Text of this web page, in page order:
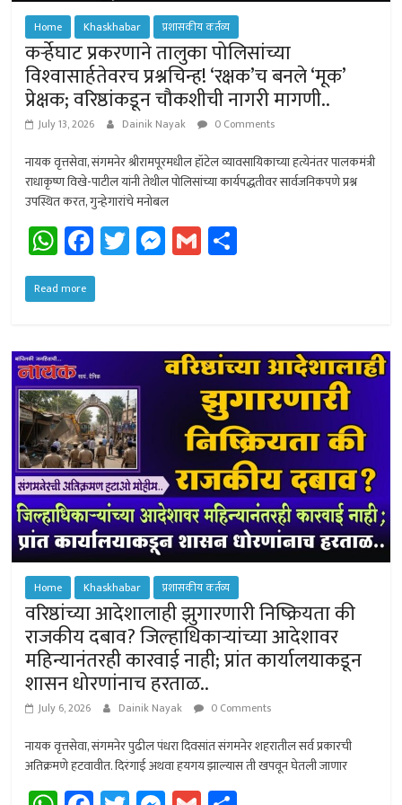
Home Khaskhabar प्रशासकीय कर्तव्य
कर्र्‍हेघाट प्रकरणाने तालुका पोलिसांच्या
विश्‍वासार्हतेवरच प्रश्नचिन्ह! ‘रक्षक’च बनले ‘मूक’
प्रेक्षक; वरिष्ठांकडून चौकशीची नागरी मागणी..
July 13, 2026 Dainik Nayak 0 Comments
नायक वृत्तसेवा, संगमनेर श्रीरामपूरमधील हॉटेल व्यावसायिकाच्या हत्येनंतर पालकमंत्री
राधाकृष्ण विखे-पाटील यांनी तेथील पोलिसांच्या कार्यपद्धतीवर सार्वजनिकपणे प्रश्न
उपस्थित करत, गुन्हेगारांचे मनोबल
W
h
at
p
p
Fa
ce
b
ok
T
wi
M
es
ge
r
G
m
Read more
Home Khaskhabar प्रशासकीय कर्तव्य
वरिष्ठांच्या आदेशालाही झुगारणारी निष्क्रियता की
राजकीय दबाव? जिल्हाधिकार्‍यांच्या आदेशावर
महिन्यानंतरही कारवाई नाही; प्रांत कार्यालयाकडून
शासन धोरणांनाच हरताळ..
July 6, 2026 Dainik Nayak 0 Comments
नायक वृत्तसेवा, संगमनेर पुढील पंधरा दिवसांत संगमनेर शहरातील सर्व प्रकारची
अतिक्रमणे हटवावीत. दिरंगाई अथवा हयगय झाल्यास ती खपवून घेतली जाणार